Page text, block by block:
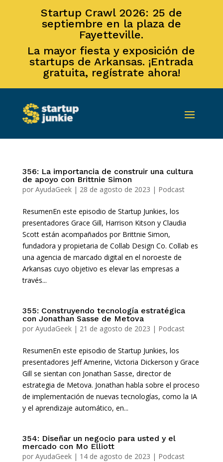
Startup Crawl 2026: 25 de
septiembre en la plaza de
Fayetteville.
La mayor fiesta y exposición de
startups de Arkansas. ¡Entrada
gratuita, regístrate ahora!
356: La importancia de construir una cultura
de apoyo con Brittnie Simon
por AyudaGeek| 28 de agosto de 2023 | Podcast
ResumenEn este episodio de Startup Junkies, los
presentadores Grace Gill, Harrison Kitson y Claudia
Scott están acompañados por Brittnie Simon,
fundadora y propietaria de Collab Design Co. Collab es
una agencia de marcado digital en el noroeste de
Arkansas cuyo objetivo es elevar las empresas a
través...
355: Construyendo tecnología estratégica
con Jonathan Sasse de Metova
por AyudaGeek| 21 de agosto de 2023 | Podcast
ResumenEn este episodio de Startup Junkies, los
presentadores Jeff Amerine, Victoria Dickerson y Grace
Gill se sientan con Jonathan Sasse, director de
estrategia de Metova. Jonathan habla sobre el proceso
de implementación de nuevas tecnologías, como la IA
y el aprendizaje automático, en...
354: Diseñar un negocio para usted y el
mercado con Mo Elliott
por AyudaGeek| 14 de agosto de 2023 | Podcast